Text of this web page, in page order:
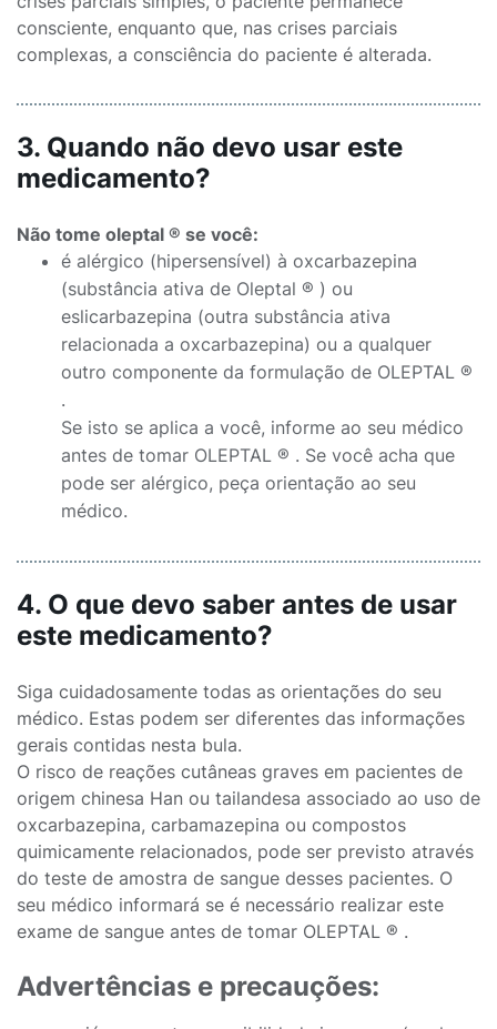
consciente, enquanto que, nas crises parciais
complexas, a consciência do paciente é alterada.
3. Quando não devo usar este
medicamento?
Não tome oleptal ® se você:
é alérgico (hipersensível) à oxcarbazepina
(substância ativa de Oleptal ® ) ou
eslicarbazepina (outra substância ativa
relacionada a oxcarbazepina) ou a qualquer
outro componente da formulação de OLEPTAL ®
.
Se isto se aplica a você, informe ao seu médico
antes de tomar OLEPTAL ® . Se você acha que
pode ser alérgico, peça orientação ao seu
médico.
4. O que devo saber antes de usar
este medicamento?
Siga cuidadosamente todas as orientações do seu
médico. Estas podem ser diferentes das informações
gerais contidas nesta bula.
O risco de reações cutâneas graves em pacientes de
origem chinesa Han ou tailandesa associado ao uso de
oxcarbazepina, carbamazepina ou compostos
quimicamente relacionados, pode ser previsto através
do teste de amostra de sangue desses pacientes. O
seu médico informará se é necessário realizar este
exame de sangue antes de tomar OLEPTAL ® .
Advertências e precauções: